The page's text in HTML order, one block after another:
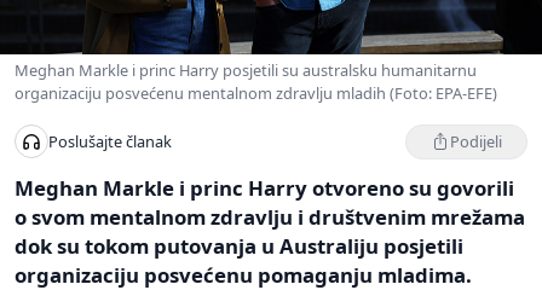
Meghan Markle i princ Harry posjetili su australsku humanitarnu
organizaciju posvećenu mentalnom zdravlju mladih (Foto: EPA-EFE)
Poslušajte članak Podijeli
Meghan Markle i princ Harry otvoreno su govorili
o svom mentalnom zdravlju i društvenim mrežama
dok su tokom putovanja u Australiju posjetili
organizaciju posvećenu pomaganju mladima.